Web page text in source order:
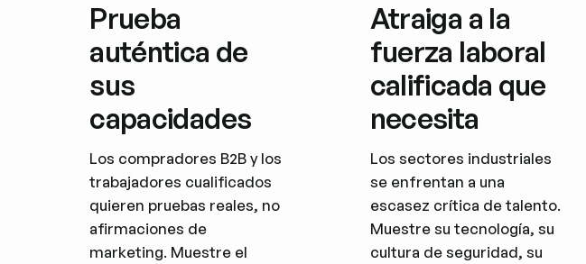
Prueba
auténtica de
sus
capacidades
Los compradores B2B y los
trabajadores cualificados
quieren pruebas reales, no
afirmaciones de
marketing. Muestre el
Atraiga a la
fuerza laboral
calificada que
necesita
Los sectores industriales
se enfrentan a una
escasez crítica de talento.
Muestre su tecnología, su
cultura de seguridad, su